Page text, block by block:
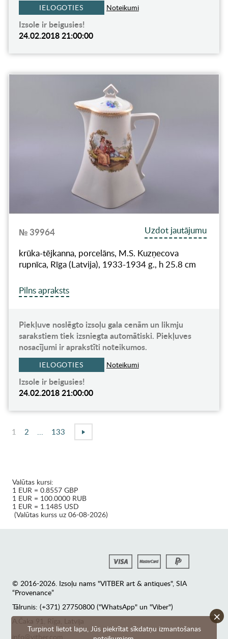
IELOGOTIES Noteikumi
Izsole ir beigusies!
24.02.2018 21:00:00
№ 39964
Uzdot jautājumu
krūka-tējkanna, porcelāns, M.S. Kuzņecova
rupnīca, Rīga (Latvija), 1933-1934 g., h 25.8 cm
Pilns apraksts
Piekļuve noslēgto izsoļu gala cenām un likmju
sarakstiem tiek izsniegta automātiski. Piekļuves
nosacījumi ir aprakstīti noteikumos.
IELOGOTIES Noteikumi
Izsole ir beigusies!
24.02.2018 21:00:00
1 2 133
Turpinot lietot lapu, Jūs piekrītat sīkdatņu izmantošanas
×
Valūtas kursi:
1 EUR = 0.8557 GBP
1 EUR = 100.0000 RUB
1 EUR = 1.1485 USD
(Valūtas kurss uz 06-08-2026)
© 2016-2026. Izsoļu nams "VITBER art & antiques", SIA
“Provenance”
Tālrunis: (+371) 27750800 ("WhatsApp" un "Viber")